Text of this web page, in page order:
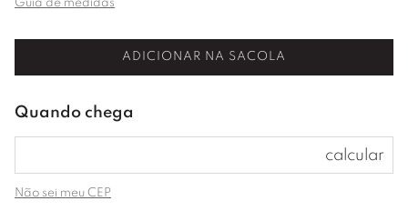
Guia de medidas
ADICIONAR NA SACOLA
Não sei meu CEP